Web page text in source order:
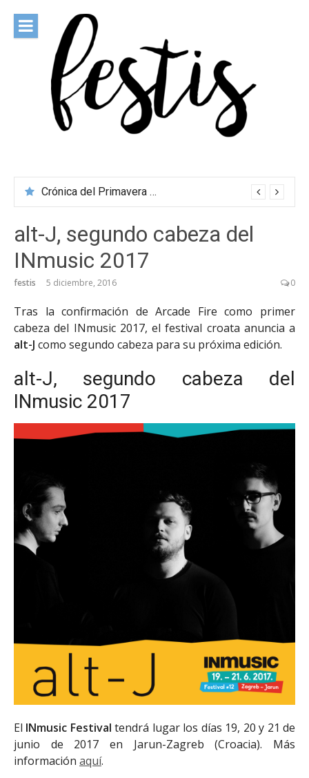
contenido
Crónica del Primavera Sound Porto 2026
alt-J, segundo cabeza del
INmusic 2017
festis 5 diciembre, 2016 0
Tras la confirmación de Arcade Fire como primer
cabeza del INmusic 2017, el festival croata anuncia a
alt-J como segundo cabeza para su próxima edición.
alt-J, segundo cabeza del
INmusic 2017
El INmusic Festival tendrá lugar los días 19, 20 y 21 de
junio de 2017 en Jarun-Zagreb (Croacia). Más
información aquí.